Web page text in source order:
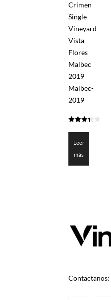
Crimen
Single
Vineyard
Vista
Flores
Malbec
2019
Malbec-
2019
Leer
más
Contactanos: